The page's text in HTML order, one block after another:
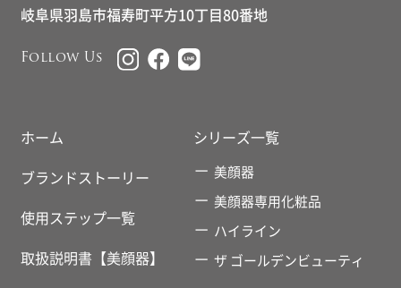
岐阜県羽島市福寿町平方10丁目80番地
Follow Us
ホーム
ブランドストーリー
使用ステップ一覧
取扱説明書【美顔器】
シリーズ一覧
美顔器
美顔器専用化粧品
ハイライン
ザ ゴールデンビューティ